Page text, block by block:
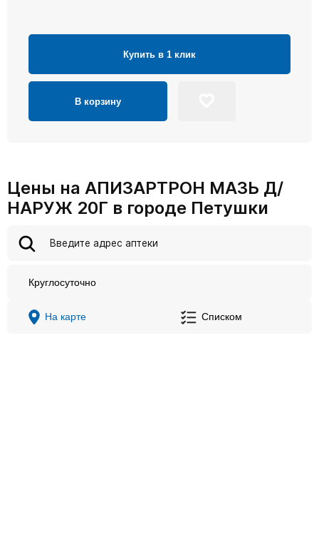
Купить в 1 клик
В корзину
Цены на АПИЗАРТРОН МАЗЬ Д/
НАРУЖ 20Г в городе Петушки
Круглосуточно
На карте Списком